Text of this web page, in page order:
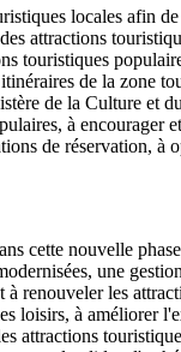
locales afin
attractions
touristiques
de la zone
de la Culture et
à encourager
de réservation, à
cette nouvelle
une
renouveler les
loisirs, à améliorer
attractions